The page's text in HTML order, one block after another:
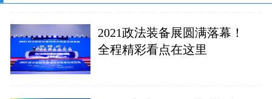
2021政法装备展圆满落幕！
全程精彩看点在这里